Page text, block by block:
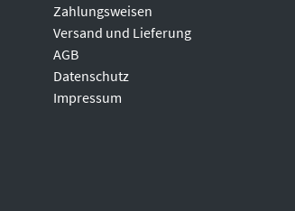
Zahlungsweisen
Versand und Lieferung
AGB
Datenschutz
Impressum